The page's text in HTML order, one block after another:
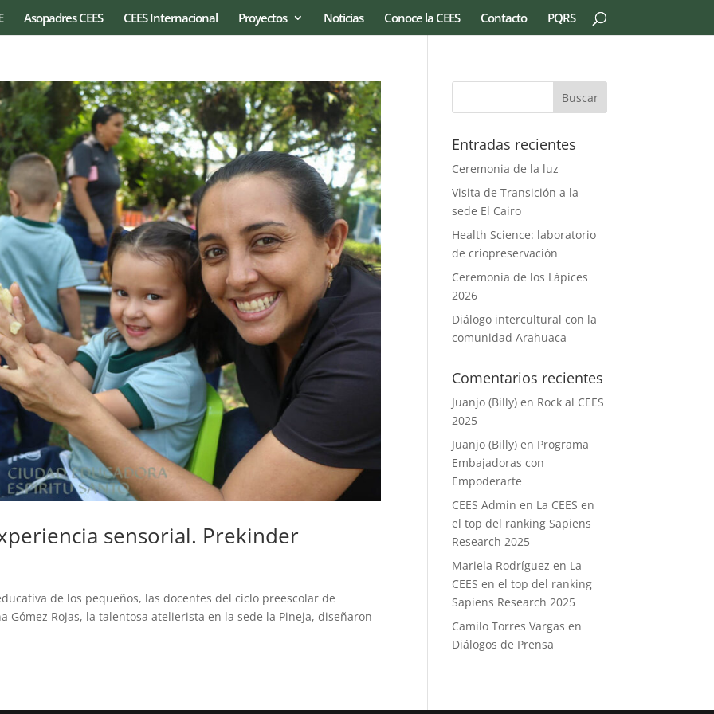
Asopadres CEES CEES Internacional Proyectos Noticias Conoce la CEES Contacto PQRS
sensorial. Prekinder
de los pequeños, las docentes del ciclo preescolar de
Gómez Rojas, la talentosa atelierista en la sede la Pineja, diseñaron
Entradas recientes
Ceremonia de la luz
Visita de Transición a la
sede El Cairo
Health Science: laboratorio
de criopreservación
Ceremonia de los Lápices
2026
Diálogo intercultural con la
comunidad Arahuaca
Comentarios recientes
Juanjo (Billy) en Rock al CEES
2025
Juanjo (Billy) en Programa
Embajadoras con
Empoderarte
CEES Admin en La CEES en
el top del ranking Sapiens
Research 2025
Mariela Rodríguez en La
CEES en el top del ranking
Sapiens Research 2025
Camilo Torres Vargas en
Diálogos de Prensa